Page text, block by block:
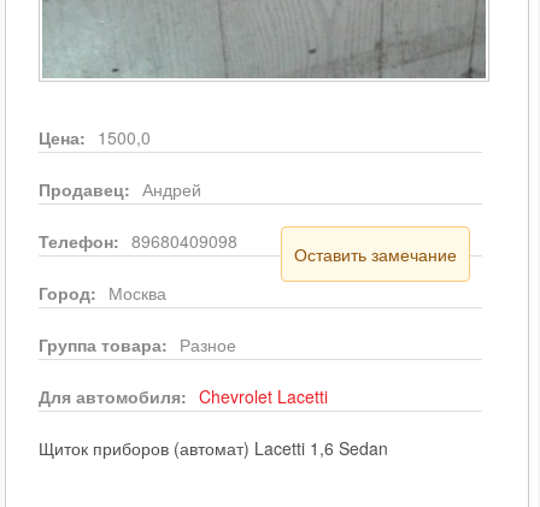
Цена: 1500,0
Продавец: Андрей
Телефон: 89680409098
Оставить замечание
Город: Москва
Группа товара: Разное
Для автомобиля: Chevrolet Lacetti
Щиток приборов (автомат) Lacetti 1,6 Sedan